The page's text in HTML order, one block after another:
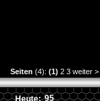
Seiten (4): (1) 2 3 weiter >
Heute: 95